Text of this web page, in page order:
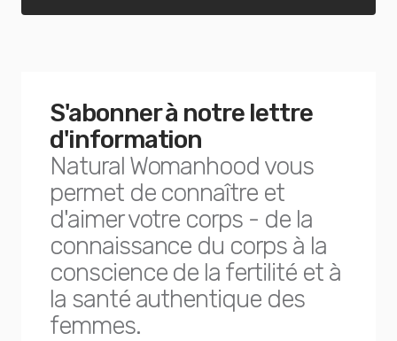
S'abonner à notre lettre
d'information
Natural Womanhood vous
permet de connaître et
d'aimer votre corps - de la
connaissance du corps à la
conscience de la fertilité et à
la santé authentique des
femmes.